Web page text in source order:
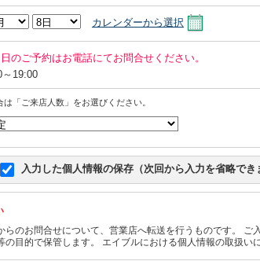
カレンダーから選択
のご予約はお電話にてお問合せください。
19:00
「ご来店人数」をお選びください。
入力した個人情報の保存（次回から入力を省略でき
のお問合せについて、営業店へ転送を行うものです。 ご
目的で保管します。 エイブルにおける個人情報の取扱い